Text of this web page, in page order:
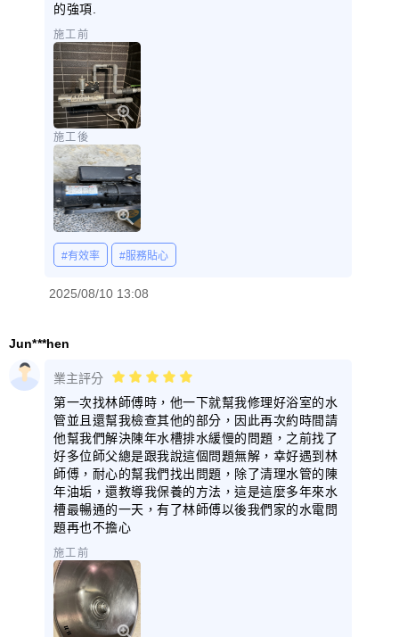
的強項.
施工前
施工後
#有效率 #服務貼心
2025/08/10 13:08
Jun***hen
業主評分
第一次找林師傅時，他一下就幫我修理好浴室的水
管並且還幫我檢查其他的部分，因此再次約時間請
他幫我們解決陳年水槽排水緩慢的問題，之前找了
好多位師父總是跟我說這個問題無解，幸好遇到林
師傅，耐心的幫我們找出問題，除了清理水管的陳
年油垢，還教導我保養的方法，這是這麼多年來水
槽最暢通的一天，有了林師傅以後我們家的水電問
題再也不擔心
施工前